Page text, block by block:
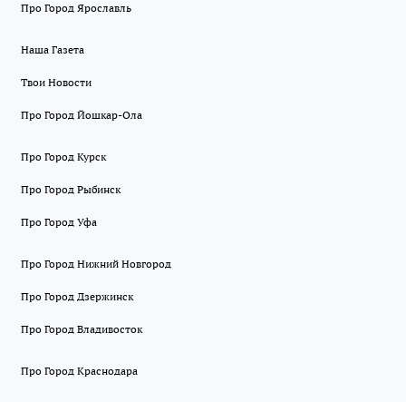
Про Город Ярославль
Наша Газета
Твои Новости
Про Город Йошкар-Ола
Про Город Курск
Про Город Рыбинск
Про Город Уфа
Про Город Нижний Новгород
Про Город Дзержинск
Про Город Владивосток
Про Город Краснодара